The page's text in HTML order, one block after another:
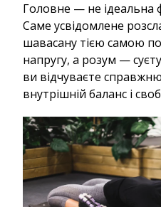
Головне — не ідеальна
Саме усвідомлене
шавасану тією самою
напругу, а розум —
ви відчуваєте
внутрішній баланс і